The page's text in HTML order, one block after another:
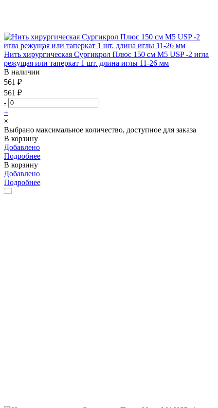
Нить хирургическая Сургикрол Плюс 150 см М5 USP -2 игла
режущая или таперкат 1 шт. длина иглы 11-26 мм
В наличии
561 ₽
561 ₽
-
+
×
Выбрано максимальное количество, доступное для заказа
В корзину
Добавлено
Подробнее
В корзину
Добавлено
Подробнее